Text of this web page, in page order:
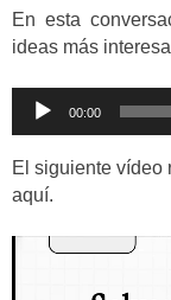
En esta
ideas más
Reproductor
00:00
El siguiente vídeo
aquí.
Reproductor